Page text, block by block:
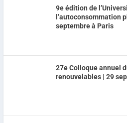
9e édition de
l’autoconsommation
septembre à Paris
27e Colloque annuel
renouvelables | 29